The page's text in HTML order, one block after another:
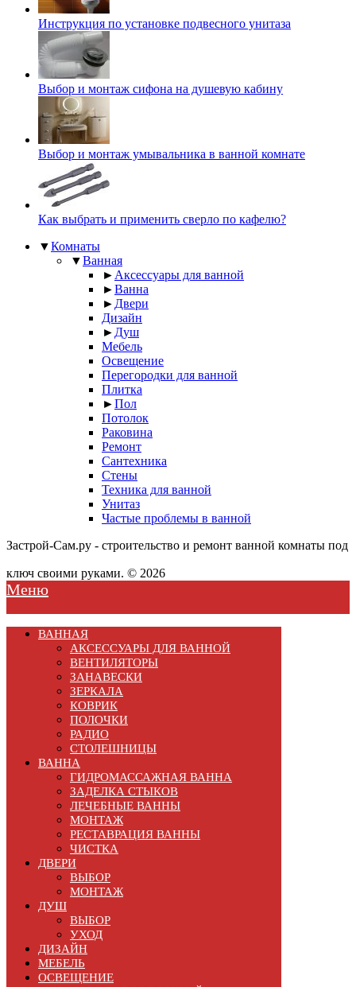
Инструкция по установке подвесного унитаза
Выбор и монтаж сифона на душевую кабину
Выбор и монтаж умывальника в ванной комнате
Как выбрать и применить сверло по кафелю?
▼Комнаты
▼Ванная
► Аксессуары для ванной
►Ванна
► Двери
Дизайн
► Душ
Мебель
Освещение
Перегородки для ванной
Плитка
►Пол
Потолок
Раковина
Ремонт
Сантехника
Стены
Техника для ванной
Унитаз
Частые проблемы в ванной
Застрой-Сам.ру - строительство и ремонт ванной комнаты под
ключ своими руками. © 2026
Меню
ВАННАЯ
АКСЕССУАРЫ ДЛЯ ВАННОЙ
ВЕНТИЛЯТОРЫ
ЗАНАВЕСКИ
ЗЕРКАЛА
КОВРИК
ПОЛОЧКИ
РАДИО
СТОЛЕШНИЦЫ
ВАННА
ГИДРОМАССАЖНАЯ ВАННА
ЗАДЕЛКА СТЫКОВ
ЛЕЧЕБНЫЕ ВАННЫ
МОНТАЖ
РЕСТАВРАЦИЯ ВАННЫ
ЧИСТКА
ДВЕРИ
ВЫБОР
МОНТАЖ
ДУШ
ВЫБОР
УХОД
ДИЗАЙН
МЕБЕЛЬ
ОСВЕЩЕНИЕ